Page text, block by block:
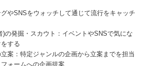
やSNSをウォッチして通じて流行をキャッチ
)の発掘・スカウト：イベントやSNSで気にな
する
案：特定ジャンルの企画から立案までを担当
ォームへの企画提案